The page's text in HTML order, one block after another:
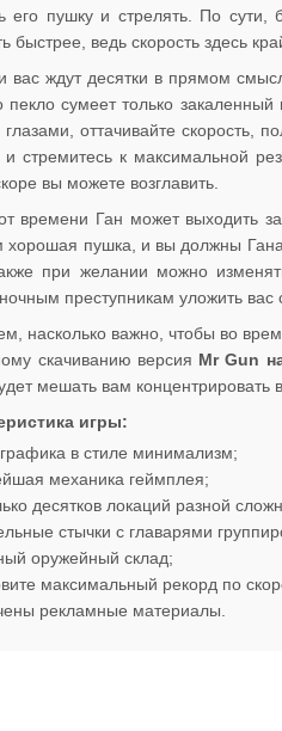
его пушку и стрелять. По сути,
быстрее, ведь скорость здесь
вас ждут десятки в прямом
пекло сумеет только
глазами, оттачивайте скорость,
стремитесь к максимальной
вы можете возглавить.
времени Ган может выходить
хорошая пушка, и вы должны
при желании можно
преступникам уложить вас
насколько важно, чтобы во
скачиванию версия Mr Gun
мешать вам концентрировать
игры:
в стиле минимализм;
механика геймплея;
десятков локаций разной
стычки с главарями
оружейный склад;
максимальный рекорд по
рекламные материалы.